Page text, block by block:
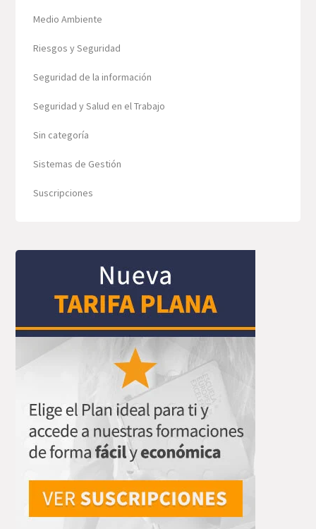
Medio Ambiente
Riesgos y Seguridad
Seguridad de la información
Seguridad y Salud en el Trabajo
Sin categoría
Sistemas de Gestión
Suscripciones